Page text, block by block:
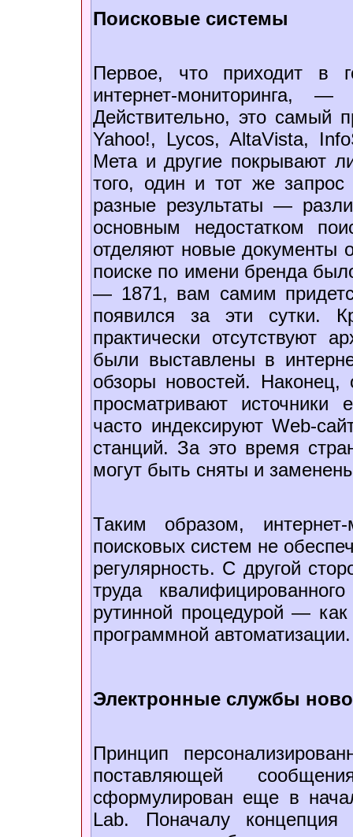
Поисковые системы
Первое, что приходит в
интернет-мониторинга,
Действительно, это самый
Yahoo!, Lycos, AltaVista,
Мета и другие покрывают
того, один и тот же
разные результаты —
основным недостатком
отделяют новые документы
поиске по имени бренда
— 1871, вам самим
появился за эти сутки.
практически отсутствуют
были выставлены в
обзоры новостей. Наконец,
просматривают источники
часто индексируют Web-
станций. За это время
могут быть сняты и
Таким образом,
поисковых систем не
регулярность. С другой
труда
рутинной процедурой —
программной автоматизации.
Электронные службы
Принцип
поставляющей
сформулирован еще в
Lab. Поначалу концепция